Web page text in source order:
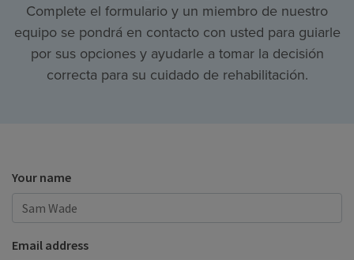
Complete el formulario y un miembro de nuestro
equipo se pondrá en contacto con usted para guiarle
por sus opciones y ayudarle a tomar la decisión
correcta para su cuidado de rehabilitación.